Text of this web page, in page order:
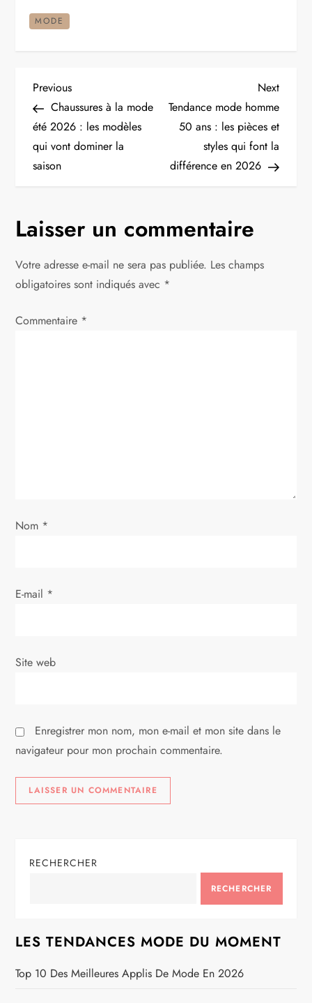
MODE
N
a
v
g
a
t
i
’
r
i
l
e
Previous
Post
Previous
Chaussures à la mode
été 2026 : les modèles
qui vont dominer la
saison
Next
Post
Next
Tendance mode homme
50 ans : les pièces et
styles qui font la
différence en 2026
Laisser un commentaire
Votre adresse e-mail ne sera pas publiée. Les champs
obligatoires sont indiqués avec *
Commentaire *
Nom *
E-mail *
Site web
Enregistrer mon nom, mon e-mail et mon site dans le
navigateur pour mon prochain commentaire.
RECHERCHER
RECHERCHER
LES TENDANCES MODE DU MOMENT
Top 10 Des Meilleures Applis De Mode En 2026